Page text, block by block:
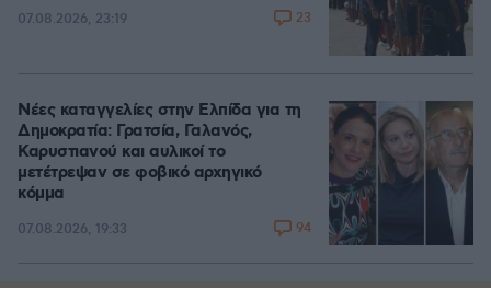
07.08.2026, 23:19 23
Νέες καταγγελίες στην Ελπίδα για τη
Δημοκρατία: Γρατσία, Γαλανός,
Καρυστιανού και αυλικοί το
μετέτρεψαν σε φοβικό αρχηγικό
κόμμα
07.08.2026, 19:33 94